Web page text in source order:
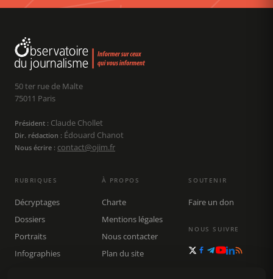
50 ter rue de Malte
75011 Paris
Président : Claude Chollet
Dir. rédaction : Édouard Chanot
Nous écrire : contact@ojim.fr
RUBRIQUES
Décryptages
Dossiers
Portraits
Infographies
À PROPOS
Charte
Mentions légales
Nous contacter
Plan du site
SOUTENIR
Faire un don
NOUS SUIVRE